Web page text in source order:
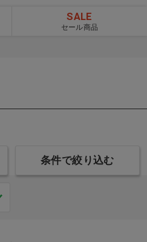
SALE
セール商品
条件で絞り込む